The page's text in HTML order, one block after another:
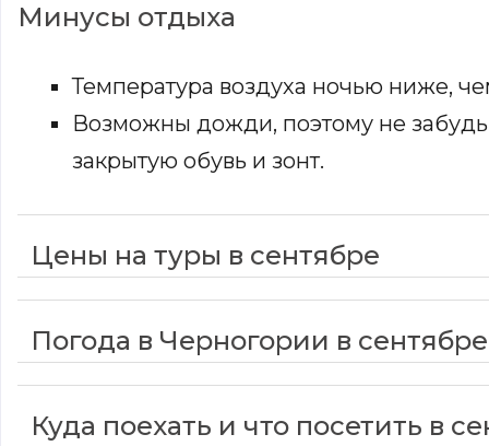
Минусы отдыха
Температура воздуха ночью ниже,
Возможны дожди, поэтому не
закрытую обувь и зонт.
Цены на туры в сентябре
Погода в Черногории в сентябре
Куда поехать и что посетить в